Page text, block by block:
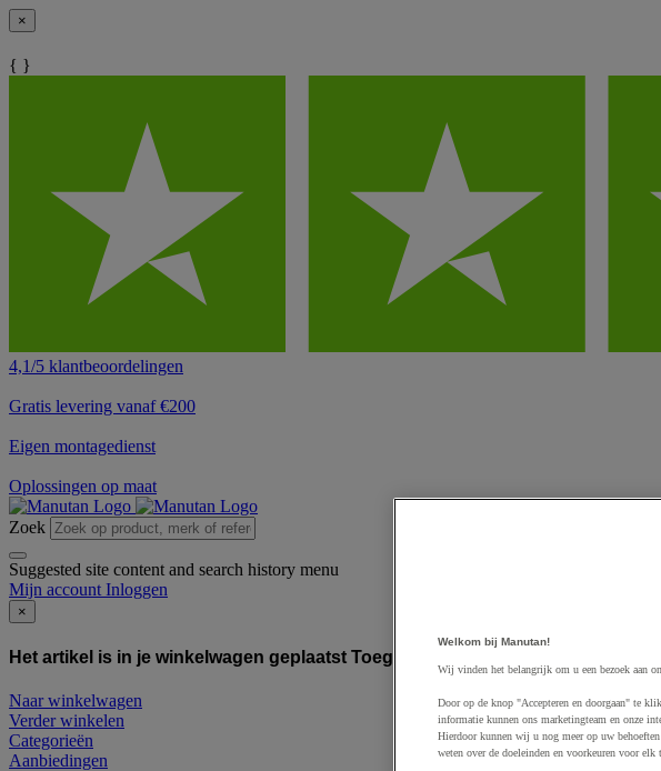
×
{ }
4,1/5 klantbeoordelingen
Gratis levering vanaf €200
Eigen montagedienst
Oplossingen op maat
Zoek
Suggested site content and search history menu
Mijn account Inloggen
×
Het artikel is in je winkelwagen geplaatst Toegevoegd aan winkelwagen
Naar winkelwagen
Verder winkelen
Categorieën
Aanbiedingen
Welkom bij Manutan!
Wij vinden het belangrijk om u een bezoek aan
Door op de knop "Accepteren en doorgaan" te
informatie kunnen ons marketingteam en onze
Hierdoor kunnen wij u nog meer op uw behoeften
weten over de doeleinden en voorkeuren voor